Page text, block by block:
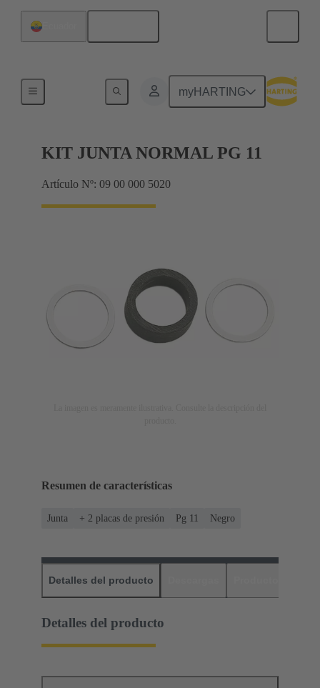
myHARTING
KIT JUNTA NORMAL PG 11
Artículo Nº: 09 00 000 5020
Resumen de características
Junta + 2 placas de presión Pg 11 Negro
Detalles del producto
Detalles del producto